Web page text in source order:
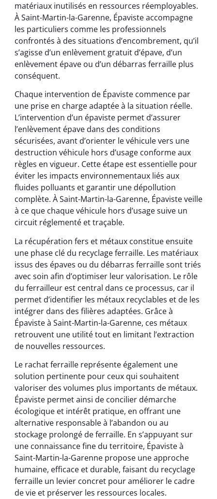
matériaux inutilisés en ressources réemployables.
À Saint-Martin-la-Garenne, Épaviste accompagne
les particuliers comme les professionnels
confrontés à des situations d’encombrement, qu’il
s’agisse d’un enlèvement gratuit d’épave, d’un
enlèvement épave ou d’un débarras ferraille plus
conséquent.
Chaque intervention de Épaviste commence par
une prise en charge adaptée à la situation réelle.
L’intervention d’un épaviste permet d’assurer
l’enlèvement épave dans des conditions
sécurisées, avant d’orienter le véhicule vers une
destruction véhicule hors d’usage conforme aux
règles en vigueur. Cette étape est essentielle pour
éviter les impacts environnementaux liés aux
fluides polluants et garantir une dépollution
complète. À Saint-Martin-la-Garenne, Épaviste veille
à ce que chaque véhicule hors d’usage suive un
circuit réglementé et traçable.
La récupération fers et métaux constitue ensuite
une phase clé du recyclage ferraille. Les matériaux
issus des épaves ou du débarras ferraille sont triés
avec soin afin d’optimiser leur valorisation. Le rôle
du ferrailleur est central dans ce processus, car il
permet d’identifier les métaux recyclables et de les
intégrer dans des filières adaptées. Grâce à
Épaviste à Saint-Martin-la-Garenne, ces métaux
retrouvent une utilité tout en limitant l’extraction
de nouvelles ressources.
Le rachat ferraille représente également une
solution pertinente pour ceux qui souhaitent
valoriser des volumes plus importants de métaux.
Épaviste permet ainsi de concilier démarche
écologique et intérêt pratique, en offrant une
alternative responsable à l’abandon ou au
stockage prolongé de ferraille. En s’appuyant sur
une connaissance fine du territoire, Épaviste à
Saint-Martin-la-Garenne propose une approche
humaine, efficace et durable, faisant du recyclage
ferraille un levier concret pour améliorer le cadre
de vie et préserver les ressources locales.